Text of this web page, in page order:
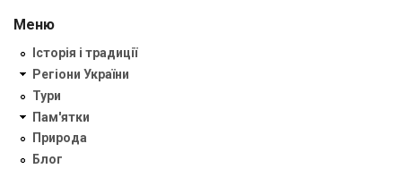
Меню
Історія і традиції
Регіони України
Тури
Пам'ятки
Природа
Блог